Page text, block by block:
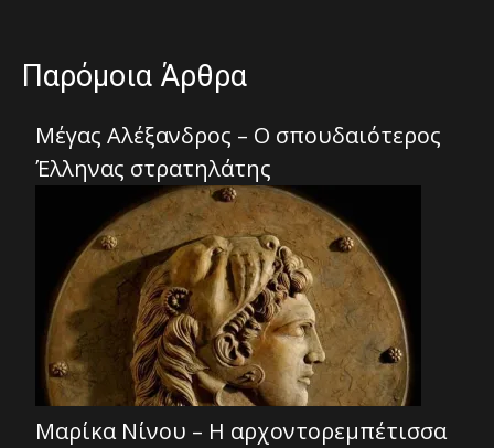
Παρόμοια Άρθρα
Mέγας Αλέξανδρος – Ο σπουδαιότερος
Έλληνας στρατηλάτης
Μαρίκα Νίνου – Η αρχοντορεμπέτισσα